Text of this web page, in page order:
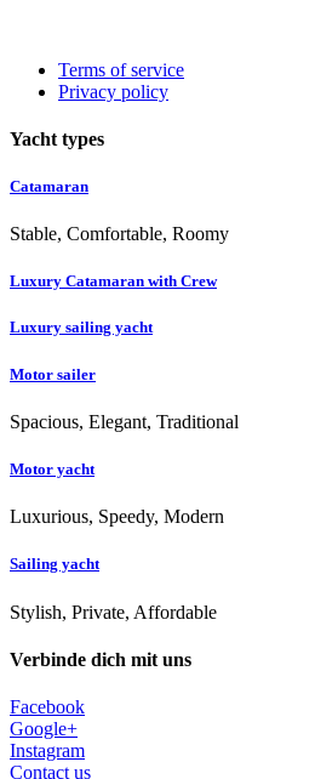
Terms of service
Privacy policy
Yacht types
Catamaran
Stable, Comfortable, Roomy
Luxury Catamaran with Crew
Luxury sailing yacht
Motor sailer
Spacious, Elegant, Traditional
Motor yacht
Luxurious, Speedy, Modern
Sailing yacht
Stylish, Private, Affordable
Verbinde dich mit uns
Facebook
Google+
Instagram
Contact us